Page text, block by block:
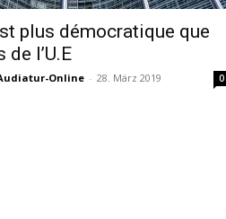
plus démocratique que
de l’U.E
Online - 28. März 2019 0